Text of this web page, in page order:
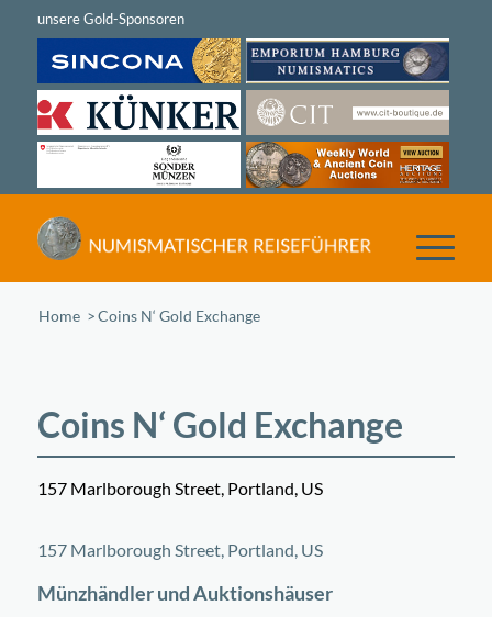
Home /Coins N‘ Gold Exchange
Coins N‘ Gold Exchange
157 Marlborough Street, Portland, US
+
157 Marlborough Street, Portland, US
Münzhändler und Auktionshäuser